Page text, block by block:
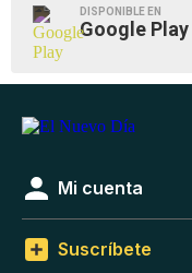
DISPONIBLE EN
Google Play
Mi cuenta
Suscríbete